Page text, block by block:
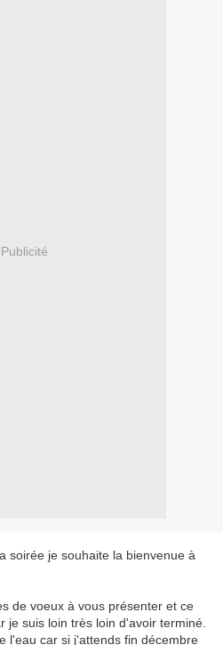
Publicité
soirée je souhaite la bienvenue à
de voeux à vous présenter et ce
je suis loin très loin d'avoir terminé.
l'eau car si j'attends fin décembre